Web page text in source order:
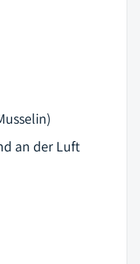
an der Luft